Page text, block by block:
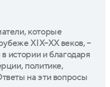
которые
XIX–XX веков, –
истории и благодаря
политике,
на эти вопросы